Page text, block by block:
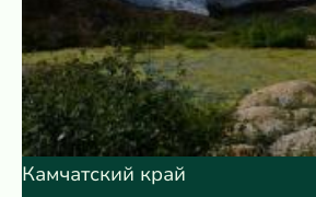
Камчатский край